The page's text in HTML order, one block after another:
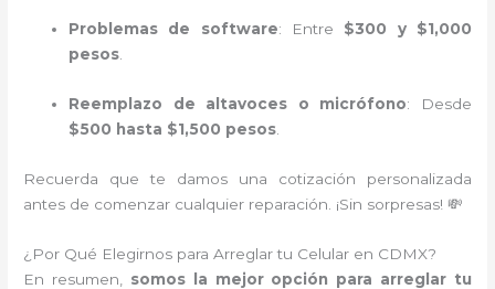
Problemas de software: Entre $300 y $1,000
pesos
Reemplazo de altavoces o micrófono: Desde
$500 hasta $1,500 pesos
Recuerda que te damos una cotización personalizada
antes de comenzar cualquier reparación. ¡Sin sorpresas! 💸
¿Por Qué Elegirnos para Arreglar tu Celular en CDMX?
En resumen, somos la mejor opción para arreglar tu